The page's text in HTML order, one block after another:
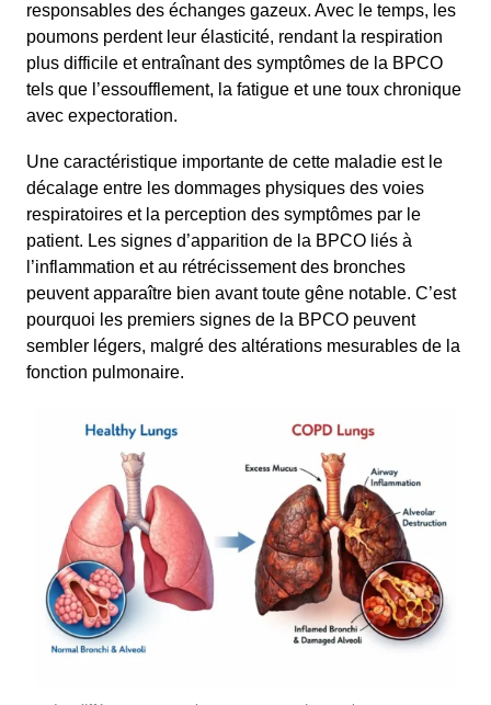
responsables des échanges gazeux. Avec le temps, les
poumons perdent leur élasticité, rendant la respiration
plus difficile et entraînant des symptômes de la BPCO
tels que l’essoufflement, la fatigue et une toux chronique
avec expectoration.
Une caractéristique importante de cette maladie est le
décalage entre les dommages physiques des voies
respiratoires et la perception des symptômes par le
patient. Les signes d’apparition de la BPCO liés à
l’inflammation et au rétrécissement des bronches
peuvent apparaître bien avant toute gêne notable. C’est
pourquoi les premiers signes de la BPCO peuvent
sembler légers, malgré des altérations mesurables de la
fonction pulmonaire.